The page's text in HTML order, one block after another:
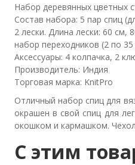
Набор деревянных цветных
Состав набора: 5 пар спиц
2 лески. Длина лески: 60 см,
набор переходников (2 по
Аксессуары: 4 колпачка, 2
Производитель: Индия
Торговая марка: KnitPro
Отличный набор спиц для
окрашен в свой спиц для
окошком и кармашком.
C этим